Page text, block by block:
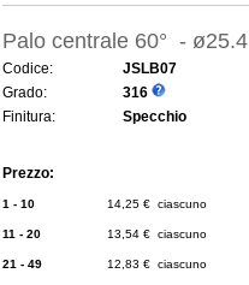
Palo centrale 60° -
Codice:
JSLB07
Grado:
316
Finitura:
Specchio
Prezzo:
1 - 10 14,25 € ciascuno
11 - 20 13,54 € ciascuno
21 - 49 12,83 € ciascuno